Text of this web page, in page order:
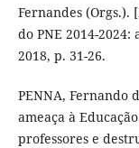
Fernandes (Orgs.).
do PNE 2014-2024:
2018, p. 31-26.
PENNA, Fernando
ameaça à
professores e